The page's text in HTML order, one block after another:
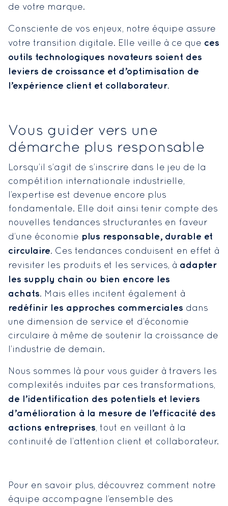
de votre marque.
Consciente de vos enjeux, notre équipe assure
votre transition digitale. Elle veille à ce que ces
outils technologiques novateurs soient des
leviers de croissance et d’optimisation de
l’expérience client et collaborateur.
Vous guider vers une
démarche plus responsable
Lorsqu’il s’agit de s’inscrire dans le jeu de la
compétition internationale industrielle,
l’expertise est devenue encore plus
fondamentale. Elle doit ainsi tenir compte des
nouvelles tendances structurantes en faveur
d’une économie plus responsable, durable et
circulaire. Ces tendances conduisent en effet à
revisiter les produits et les services, à adapter
les supply chain ou bien encore les
achats. Mais elles incitent également à
redéfinir les approches commerciales dans
une dimension de service et d’économie
circulaire à même de soutenir la croissance de
l’industrie de demain.
Nous sommes là pour vous guider à travers les
complexités induites par ces transformations,
de l’identification des potentiels et leviers
d’amélioration à la mesure de l’efficacité des
actions entreprises, tout en veillant à la
continuité de l’attention client et collaborateur.
Pour en savoir plus, découvrez comment notre
équipe accompagne l’ensemble des